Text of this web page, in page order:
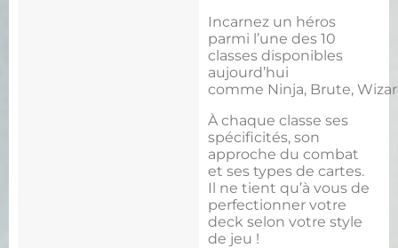
Incarnez un héros
parmi l’une des 10
classes disponibles
aujourd’hui
comme Ninja, Brute,
À chaque classe ses
spécificités, son
approche du combat
et ses types de cartes.
Il ne tient qu’à vous de
perfectionner votre
deck selon votre style
de jeu !